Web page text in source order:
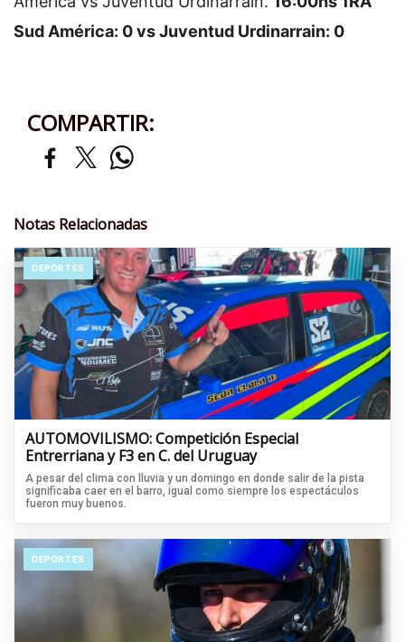
Sud América: 0 vs Juventud Urdinarrain: 0
COMPARTIR:
Notas Relacionadas
DEPORTES
AUTOMOVILISMO: Competición Especial
Entrerriana y F3 en C. del Uruguay
A pesar del clima con lluvia y un domingo en donde salir de la pista
significaba caer en el barro, igual como siempre los espectáculos
fueron muy buenos.
DEPORTES